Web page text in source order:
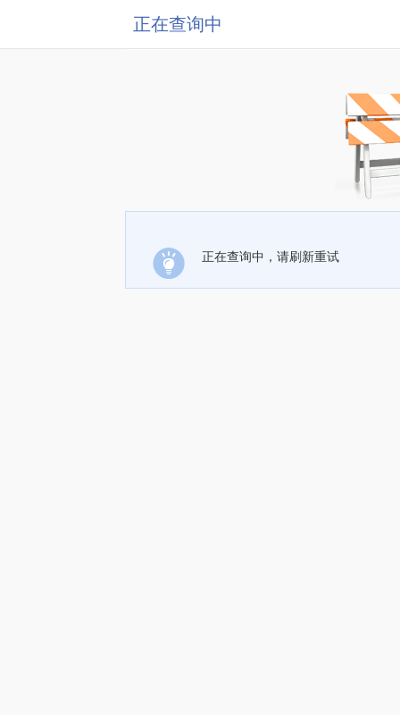
正在查询中
正在查询中，请刷新重试